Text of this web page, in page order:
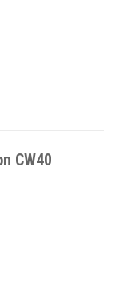
CW40